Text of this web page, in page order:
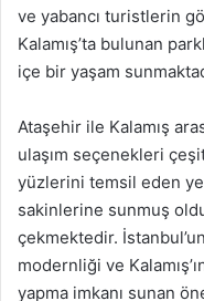
ve yabancı turistlerin
Kalamış’ta bulunan
içe bir yaşam
Ataşehir ile Kalamış
ulaşım seçenekleri
yüzlerini temsil eden
sakinlerine sunmuş
çekmektedir.
modernliği ve
yapma imkanı sunan